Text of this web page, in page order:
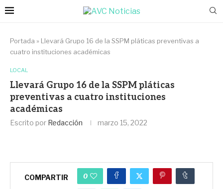
Portada » Llevará Grupo 16 de la SSPM pláticas preventivas a
cuatro instituciones académicas
LOCAL
Llevará Grupo 16 de la SSPM pláticas
preventivas a cuatro instituciones
académicas
Escrito por Redacción marzo 15, 2022
COMPARTIR 0